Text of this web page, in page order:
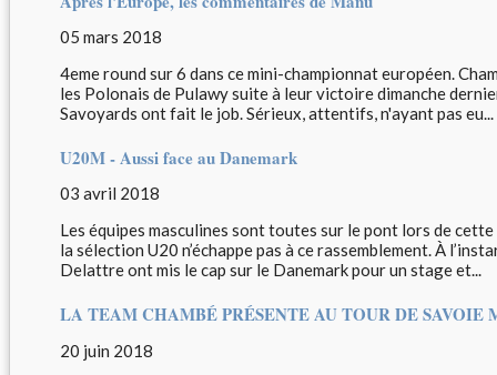
05 mars 2018
4eme round sur 6 dans ce mini-championnat européen.
les Polonais de Pulawy suite à leur victoire dimanche
Savoyards ont fait le job. Sérieux, attentifs, n'ayant pas eu...
U20M - Aussi face au Danemark
03 avril 2018
Les équipes masculines sont toutes sur le pont lors de
la sélection U20 n’échappe pas à ce rassemblement. À
Delattre ont mis le cap sur le Danemark pour un stage et...
LA TEAM CHAMBÉ PRÉSENTE AU TOUR DE SAVOIE
20 juin 2018